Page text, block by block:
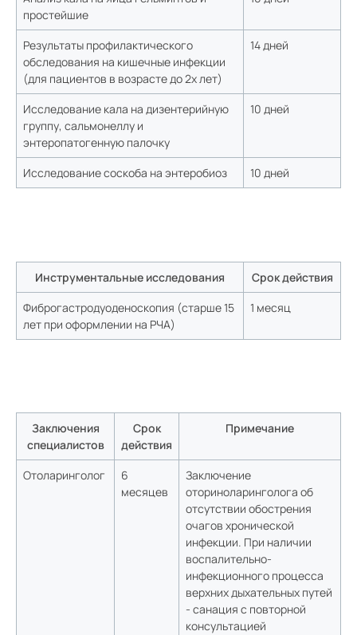
простейшие
Результаты профилактического
обследования на кишечные инфекции
(для пациентов в возрасте до 2х лет)
14 дней
Исследование кала на дизентерийную
группу, сальмонеллу и
энтеропатогенную палочку
10 дней
Исследование соскоба на энтеробиоз 10 дней
Инструментальные исследования
Срок действия
Фиброгастродуоденоскопия (старше 15
лет при оформлении на РЧА)
1 месяц
Заключения
специалистов
Срок
действия
Примечание
Отоларинголог
6
месяцев
Заключение
оториноларинголога об
отсутствии обострения
очагов хронической
инфекции. При наличии
воспалительно-
инфекционного процесса
верхних дыхательных путей
- санация с повторной
консультацией